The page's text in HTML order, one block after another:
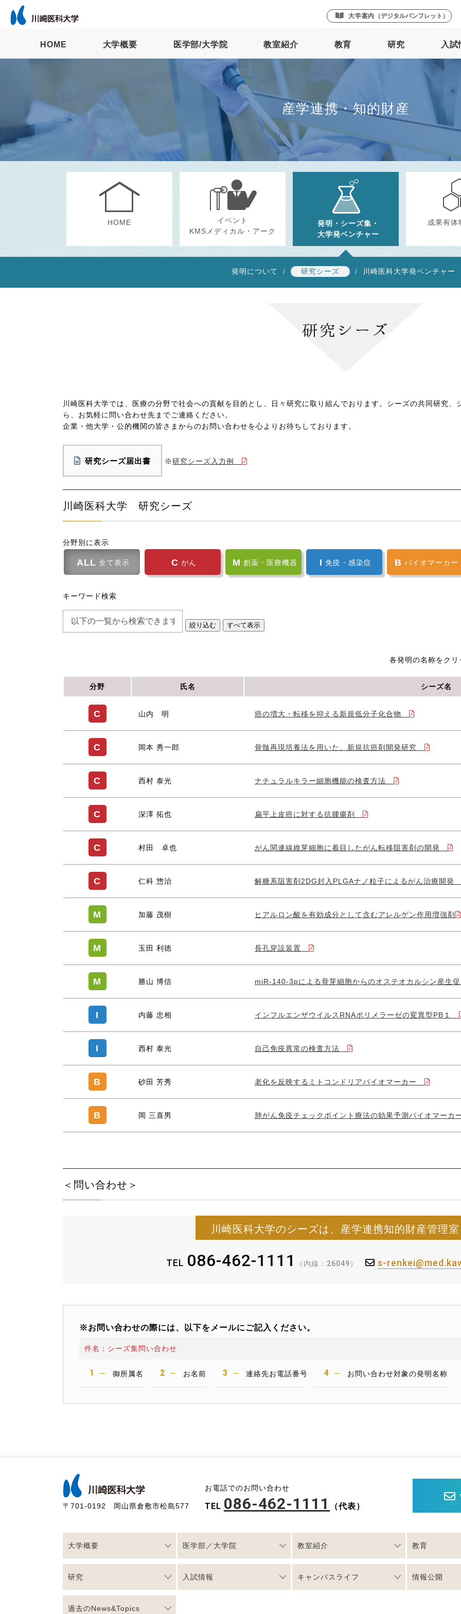
大学案内 （デジタルパンフレット）
HOME 大学概要 医学部/大学院 教室紹介 教育 研究 入試
産学連携・知的財産
HOME
イベント
KMSメディカル・アーク
発明・ シーズ集・
大学発ベンチャー
成果有体
発明について 研究シーズ 川崎医科大学発ベンチャー
研究シーズ
川崎医科大学では、医療の分野で社会への貢献を目的とし、日々研究に取り組んでおります。シーズの共同研究
ら、お気軽に問い合わせ先までご連絡ください。
企業・他大学・公的機関の皆さまからのお問い合わせを心よりお待ちしております。
研究シーズ届出書 ※研究シーズ入力例
川崎医科大学 研究シーズ
分野別に表示
ALL 全て表示 C がん M 創薬・医療機器 I 免疫・感染症 B バイオマーカー
キーワード検索
各発明の名称をク
分野 氏名 シーズ名
C 山内 明 癌の増大・転移を抑える新規低分子化合物
C 岡本 秀一郎 骨髄再現培養法を用いた、新規抗癌剤開発研究
C 西村 泰光 ナチュラルキラー細胞機能の検査方法
C 深澤 拓也 扁平上皮癌に対する抗腫瘍剤
C 村田 卓也 がん関連線維芽細胞に着目したがん転移阻害剤の開発
C 仁科 惣治 解糖系阻害剤2DG封入PLGAナノ粒子によるがん治療開
M 加藤 茂樹 ヒアルロン酸を有効成分として含むアレルゲン作用増強剤
M 玉田 利徳 長孔穿設装置
M 勝山 博信 miR-140-3pによる骨芽細胞からのオステオカルシン産
I 内藤 忠相 インフルエンザウイルスRNAポリメラーゼの変異型PB１
I 西村 泰光 自己免疫異常の検査方法
B 砂田 芳秀 老化を反映するミトコンドリアバイオマーカー
B 岡 三喜男 肺がん免疫チェックポイント療法の効果予測バイオマー
＜問い合わせ＞
川崎医科大学のシーズは、産学連携知的財産管理
TEL 086-462-1111 （内線：26049） s-
※お問い合わせの際には、以下をメールにご記入ください。
件名：シーズ集問い合わせ
御所属名 お名前 連絡先お電話番号 お問い合わせ対象の発明名称
〒701-0192 岡山県倉敷市松島577
お電話でのお問い合わせ
TEL 086-462-1111 （代表）
大学概要 医学部／大学院 教室紹介 教育
研究 入試情報 キャンパスライフ 情報公開
過去のNews&Topics